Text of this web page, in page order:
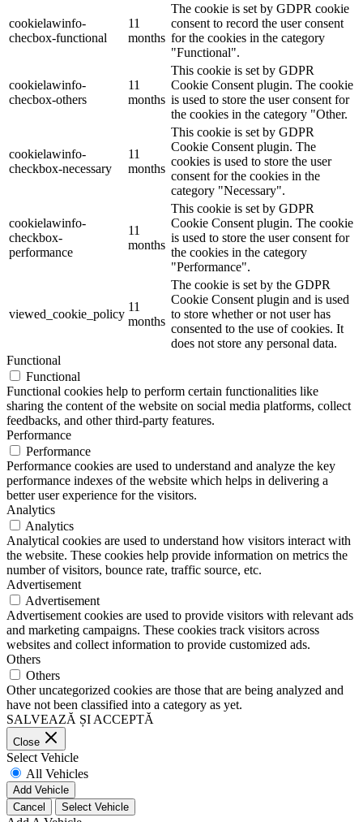
cookielawinfo-
checbox-functional
11
months
The cookie is set by GDPR cookie
consent to record the user consent
for the cookies in the category
"Functional".
cookielawinfo-
checbox-others
11
months
This cookie is set by GDPR
Cookie Consent plugin. The cookie
is used to store the user consent for
the cookies in the category "Other.
cookielawinfo-
checkbox-necessary
11
months
This cookie is set by GDPR
Cookie Consent plugin. The
cookies is used to store the user
consent for the cookies in the
category "Necessary".
cookielawinfo-
checkbox-
performance
11
months
This cookie is set by GDPR
Cookie Consent plugin. The cookie
is used to store the user consent for
the cookies in the category
"Performance".
viewed_cookie_policy
11
months
The cookie is set by the GDPR
Cookie Consent plugin and is used
to store whether or not user has
consented to the use of cookies. It
does not store any personal data.
Functional
Functional
Functional cookies help to perform certain functionalities like
sharing the content of the website on social media platforms, collect
feedbacks, and other third-party features.
Performance
Performance
Performance cookies are used to understand and analyze the key
performance indexes of the website which helps in delivering a
better user experience for the visitors.
Analytics
Analytics
Analytical cookies are used to understand how visitors interact with
the website. These cookies help provide information on metrics the
number of visitors, bounce rate, traffic source, etc.
Advertisement
Advertisement
Advertisement cookies are used to provide visitors with relevant ads
and marketing campaigns. These cookies track visitors across
websites and collect information to provide customized ads.
Others
Others
Other uncategorized cookies are those that are being analyzed and
have not been classified into a category as yet.
SALVEAZĂ ȘI ACCEPTĂ
Close
Select Vehicle
All Vehicles
Add Vehicle
Cancel
Select Vehicle